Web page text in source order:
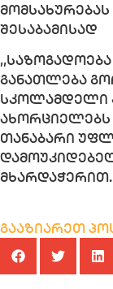
შესაბამისად
განათლება
სკოლამდელი
ახორციელებს
თანაბარი
მხარდაჭერით.
გააზიარეთ